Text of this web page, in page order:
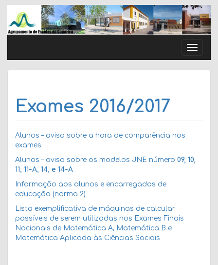
Skip
content
Toggle
Exames 2016/2017
Alunos – aviso sobre a hora de comparência nos
exames
Alunos – aviso sobre os modelos JNE número 09, 10,
11, 11-A, 14, e 14-A
Informação aos alunos e encarregados de
educação (norma 2)
Lista exemplificativa de máquinas de calcular
passíveis de serem utilizadas nos Exames Finais
Nacionais de Matemática A, Matemática B e
Matemática Aplicada às Ciências Sociais